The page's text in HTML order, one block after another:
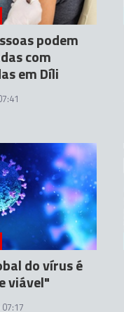
podem
com
em Díli
do vírus é
viável"